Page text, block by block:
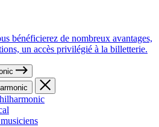
bénéficierez de nombreux avantages,
un accès privilégié à la billetterie.